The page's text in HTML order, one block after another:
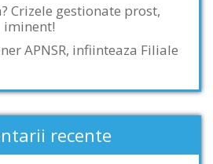
Crizele gestionate prost,
iminent!
APNSR, infiinteaza Filiale
recente